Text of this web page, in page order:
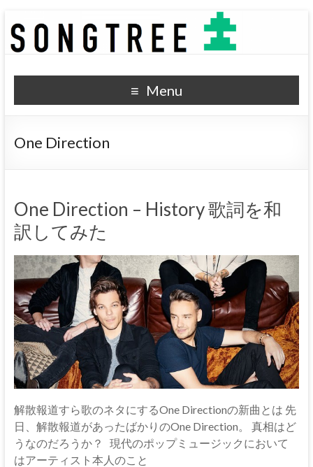
SONGTREE
洋楽歌詞の和訳なら
Menu
One Direction
One Direction – History 歌詞を和
訳してみた
解散報道すら歌のネタにするOne Directionの新曲とは 先
日、解散報道があったばかりのOne Direction。 真相はど
うなのだろうか？ 現代のポップミュージックにおいて
はアーティスト本人のこと